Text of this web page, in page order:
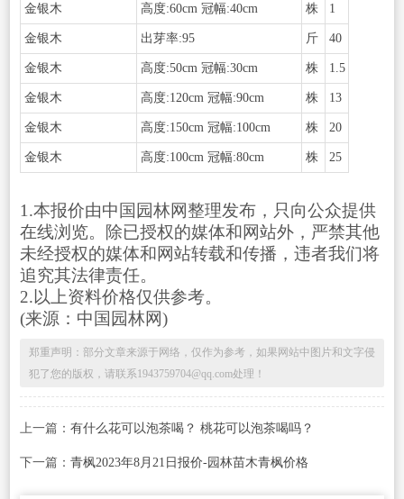
金银木 高度:60cm 冠幅:40cm 株 1
金银木 出芽率:95 斤 40
金银木 高度:50cm 冠幅:30cm 株 1.5
金银木 高度:120cm 冠幅:90cm 株 13
金银木 高度:150cm 冠幅:100cm 株 20
金银木 高度:100cm 冠幅:80cm 株 25
1.本报价由中国园林网整理发布，只向公众提供
在线浏览。除已授权的媒体和网站外，严禁其他
未经授权的媒体和网站转载和传播，违者我们将
追究其法律责任。
2.以上资料价格仅供参考。
(来源：中国园林网)
郑重声明：部分文章来源于网络，仅作为参考，如果网站中图片和文字侵
犯了您的版权，请联系1943759704@qq.com处理！
上一篇： 有什么花可以泡茶喝？ 桃花可以泡茶喝吗？
下一篇： 青枫2023年8月21日报价-园林苗木青枫价格